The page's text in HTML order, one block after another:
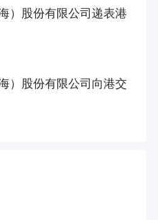
）股份有限公司递表港
）股份有限公司向港交